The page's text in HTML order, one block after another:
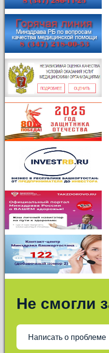
Не смогли
Написать о проблеме